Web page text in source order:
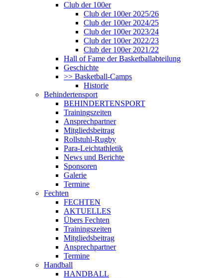
Club der 100er
Club der 100er 2025/26
Club der 100er 2024/25
Club der 100er 2023/24
Club der 100er 2022/23
Club der 100er 2021/22
Hall of Fame der Basketballabteilung
Geschichte
>> Basketball-Camps
Historie
Behindertensport
BEHINDERTENSPORT
Trainingszeiten
Ansprechpartner
Mitgliedsbeitrag
Rollstuhl-Rugby
Para-Leichtathletik
News und Berichte
Sponsoren
Galerie
Termine
Fechten
FECHTEN
AKTUELLES
Übers Fechten
Trainingszeiten
Mitgliedsbeitrag
Ansprechpartner
Termine
Handball
HANDBALL